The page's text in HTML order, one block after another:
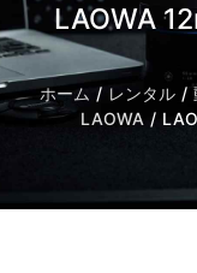
LAOWA
ホーム レンタル
LAOWA